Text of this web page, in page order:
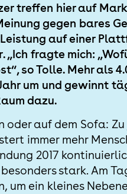
treffen hier auf
gegen bares
auf einer
„Ich fragte mich:
so Tolle. Mehr als
um und gewinnt
dazu.
oder auf dem Sofa:
immer mehr
2017
stark. Am
um ein kleines